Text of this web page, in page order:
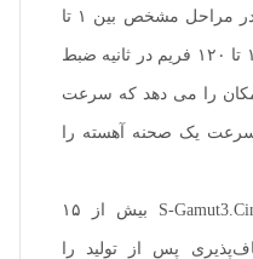
که بسته به فرمت، ویدیوی 4K در مراحل مشخص بین ۱ تا
۶۰ فریم در ثانیه و Full HD بین ۱ تا ۱۲۰ فریم در ثانیه ضبط
را می دهد که سرعت
یک صحنه آهسته را
منحنی‌های گامای S-Log3 و S-Gamut3.Cine بیش از ۱۵
پس از تولید را